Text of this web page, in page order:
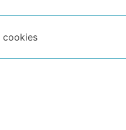
cookies